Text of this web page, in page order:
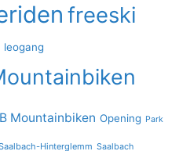
freeski
leogang
Mountainbiken Opening Park
Hinterglemm Saalbach